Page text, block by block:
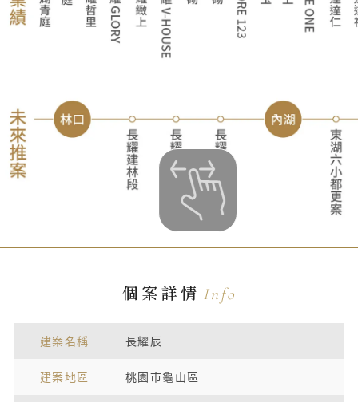
個案詳情 Info
建案名稱 長耀辰
建案地區 桃園市龜山區